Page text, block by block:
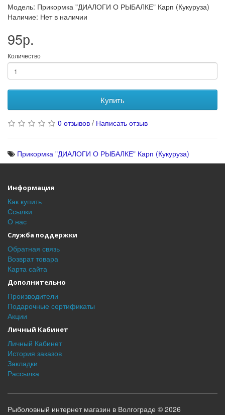
Модель: Прикормка "ДИАЛОГИ О РЫБАЛКЕ" Карп (Кукуруза)
Наличие: Нет в наличии
95р.
Количество
Купить
0 отзывов / Написать отзыв
Прикормка "ДИАЛОГИ О РЫБАЛКЕ" Карп (Кукуруза)
Информация
Как купить
Ссылки
О нас
Служба поддержки
Обратная связь
Возврат товара
Карта сайта
Дополнительно
Производители
Подарочные сертификаты
Акции
Личный Кабинет
Личный Кабинет
История заказов
Закладки
Рассылка
Рыболовный интернет магазин в Волгограде © 2026